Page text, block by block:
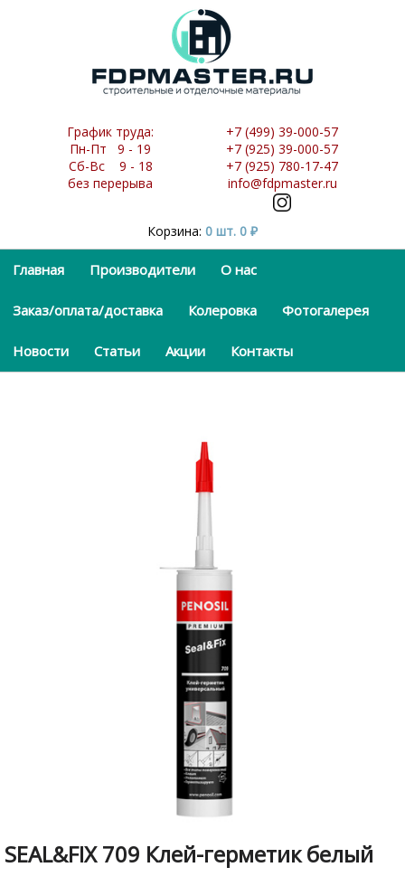
График труда:
Пн-Пт 9 - 19
Сб-Вс 9 - 18
без перерыва
+7 (499) 39-000-57
+7 (925) 39-000-57
+7 (925) 780-17-47
info@fdpmaster.ru
Корзина: 0 шт. 0 ₽
Главная Производители О нас
Заказ/оплата/доставка Колеровка Фотогалерея
Новости Статьи Акции Контакты
SEAL&FIX 709 Клей-герметик белый